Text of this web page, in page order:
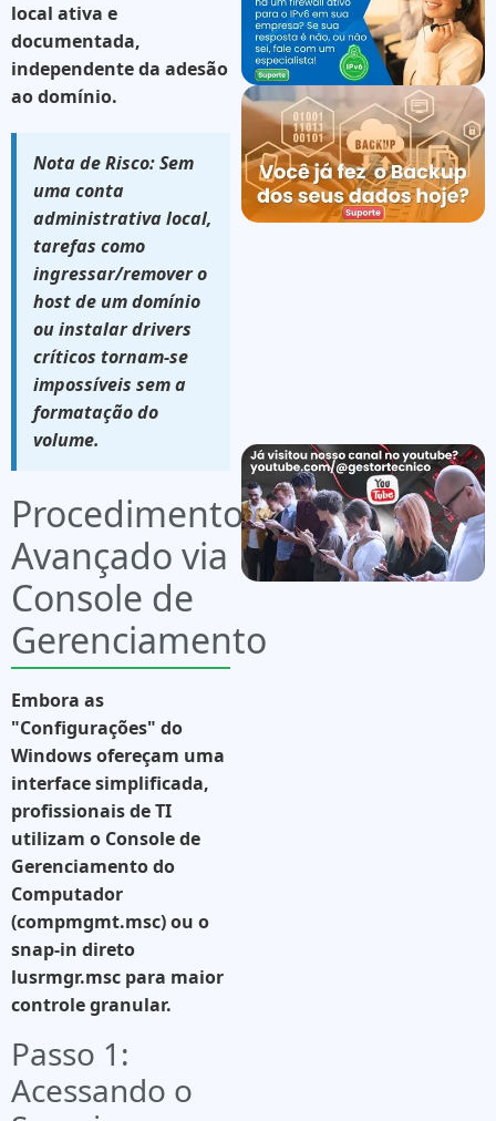
local ativa e
documentada,
independente da adesão
ao domínio.
Nota de Risco:Sem
uma conta
administrativa local,
tarefas como
ingressar/remover o
host de um domínio
ou instalar drivers
críticos tornam-se
impossíveis sem a
formatação do
volume.
Procedimento
Avançado via
Console de
Gerenciamento
Embora as
"Configurações" do
Windows ofereçam uma
interface simplificada,
profissionais de TI
utilizam o Console de
Gerenciamento do
Computador
(compmgmt.msc)ou o
snap-in direto
lusrmgr.msc para maior
controle granular.
Passo 1:
Acessando o